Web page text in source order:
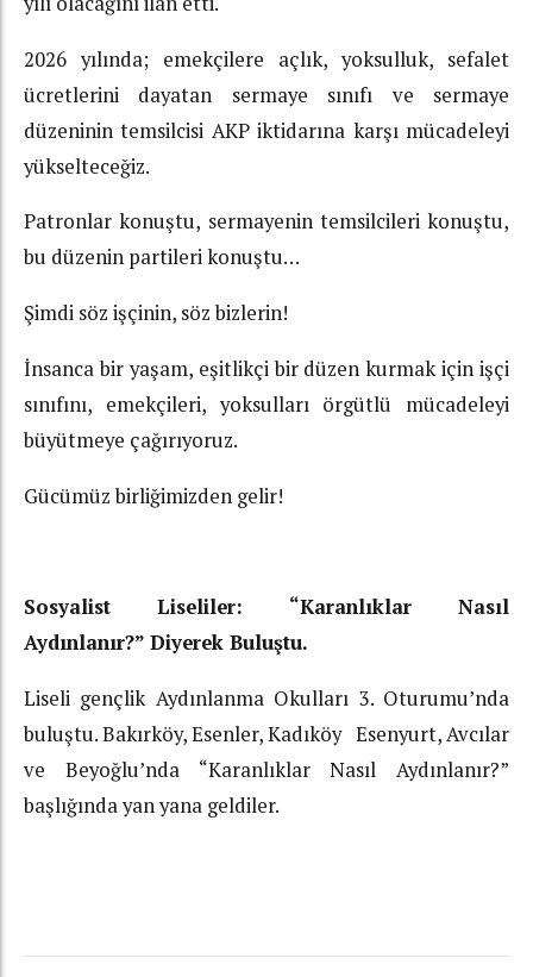
2026 yılında; emekçilere açlık, yoksulluk, sefalet
ücretlerini dayatan sermaye sınıfı ve sermaye
düzeninin temsilcisi AKP iktidarına karşı mücadeleyi
yükselteceğiz.
Patronlar konuştu, sermayenin temsilcileri konuştu,
bu düzenin partileri konuştu…
Şimdi söz işçinin, söz bizlerin!
İnsanca bir yaşam, eşitlikçi bir düzen kurmak için işçi
sınıfını, emekçileri, yoksulları örgütlü mücadeleyi
büyütmeye çağırıyoruz.
Gücümüz birliğimizden gelir!
Sosyalist Liseliler: “Karanlıklar Nasıl
Aydınlanır?” Diyerek Buluştu.
Liseli gençlik Aydınlanma Okulları 3. Oturumu’nda
buluştu. Bakırköy, Esenler, Kadıköy Esenyurt, Avcılar
ve Beyoğlu’nda “Karanlıklar Nasıl Aydınlanır?”
başlığında yan yana geldiler.